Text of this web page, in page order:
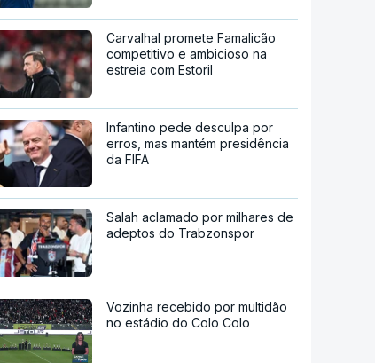
Carvalhal promete Famalicão
competitivo e ambicioso na
estreia com Estoril
Infantino pede desculpa por
erros, mas mantém presidência
da FIFA
Salah aclamado por milhares de
adeptos do Trabzonspor
Vozinha recebido por multidão
no estádio do Colo Colo